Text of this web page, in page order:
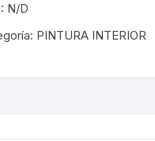
N/D
PINTURA INTERIOR